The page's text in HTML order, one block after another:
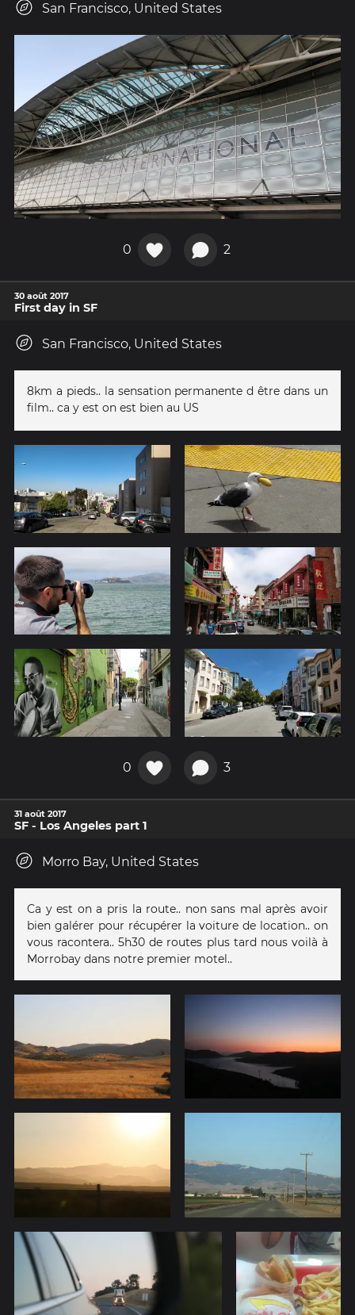
San Francisco, United States
0 2
30 août 2017
First day in SF
San Francisco, United States
8km a pieds.. la sensation permanente d être dans un
film.. ca y est on est bien au US
0 3
31 août 2017
SF - Los Angeles part 1
Morro Bay, United States
Ca y est on a pris la route.. non sans mal après avoir
bien galérer pour récupérer la voiture de location.. on
vous racontera.. 5h30 de routes plus tard nous voilà à
Morrobay dans notre premier motel..